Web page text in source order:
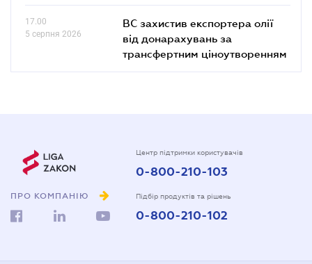
17.00
5 серпня 2026
ВС захистив експортера олії
від донарахувань за
трансфертним ціноутворенням
ПРО КОМПАНІЮ
Центр підтримки користувачів
0-800-210-103
Підбір продуктів та рішень
0-800-210-102